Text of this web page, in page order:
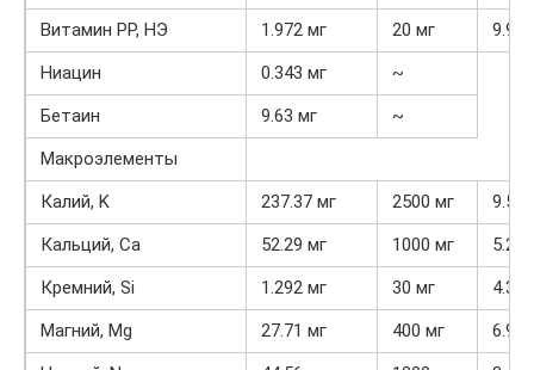
Витамин РР, НЭ 1.972 мг 20 мг
9.9%
Ниацин
0.343 мг
~
Бетаин
9.63 мг
~
Макроэлементы
Калий, K
237.37 мг 2500 мг
9.5%
Кальций, Ca
52.29 мг 1000 мг
5.2%
Кремний, Si
1.292 мг 30 мг
4.3%
Магний, Mg
27.71 мг 400 мг
6.9%